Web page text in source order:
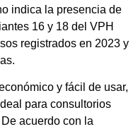
indica la presencia de
16 y 18 del VPH
registrados en 2023 y
y fácil de usar,
para consultorios
acuerdo con la